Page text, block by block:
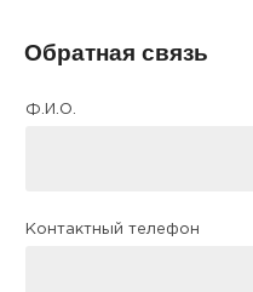
Обратная связь
Ф.И.О.
Контактный телефон